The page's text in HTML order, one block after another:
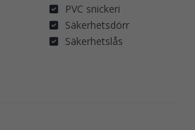
PVC snickeri
Säkerhetsdörr
Säkerhetslås